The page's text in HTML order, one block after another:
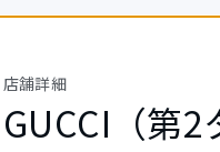
店舗詳細
GUCCI（第2